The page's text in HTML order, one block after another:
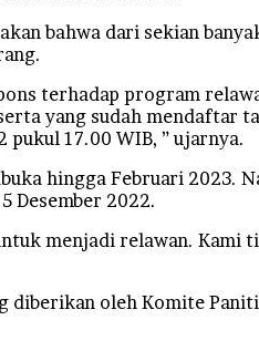
bahwa dari sekian
terhadap program
yang sudah mendaftar
17.00 WIB, ” ujarnya.
hingga Februari 2023.
Desember 2022.
menjadi relawan. Kami
oleh Komite